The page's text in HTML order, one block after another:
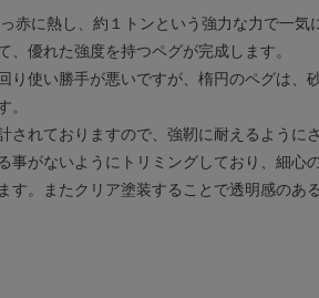
に熱し、約１トンという強力な力で一気
優れた強度を持つペグが完成します。
り使い勝手が悪いですが、楕円のペグは
。
れておりますので、強靭に耐えるように
がないようにトリミングしており、細心
す。またクリア塗装することで透明感の